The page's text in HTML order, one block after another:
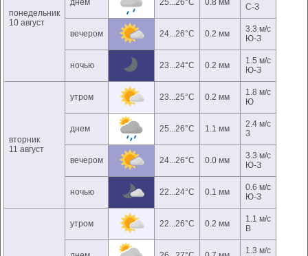
понедельник
10 август
днем 25...26°C 0.8 мм
С-З
вечером 24...26°C 0.2 мм
3.3 м/с
Ю-З
ночью 23...24°C 0.2 мм
1.5 м/с
Ю-З
вторник
11 август
утром 23...25°C 0.2 мм
1.8 м/с
Ю
днем 25...26°C 1.1 мм
2.4 м/с
З
вечером 24...26°C 0.0 мм
3.3 м/с
Ю-З
ночью 22...24°C 0.1 мм
0.6 м/с
Ю-З
утром 22...26°C 0.2 мм
1.1 м/с
В
1.3 м/с